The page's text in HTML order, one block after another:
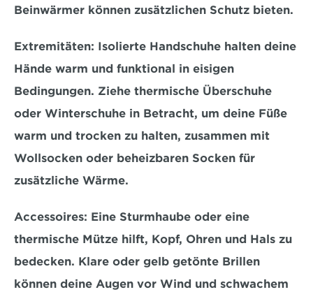
Beinwärmer können zusätzlichen Schutz bieten.
Extremitäten: Isolierte Handschuhe halten deine
Hände warm und funktional in eisigen
Bedingungen. Ziehe thermische Überschuhe
oder Winterschuhe in Betracht, um deine Füße
warm und trocken zu halten, zusammen mit
Wollsocken oder beheizbaren Socken für
zusätzliche Wärme.
Accessoires:
thermische Mütze hilft, Kopf, Ohren und Hals zu
bedecken. Klare oder gelb getönte Brillen
können deine Augen vor Wind und schwachem